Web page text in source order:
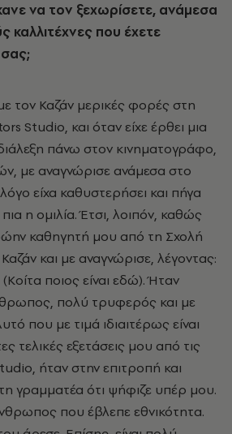
να τον ξεχωρίσετε, ανάμεσα
καλλιτέχνες που έχετε
τον Καζάν μερικές φορές στη
Studio, και όταν είχε έρθει μια
πάνω στον κινηματογράφο,
με αναγνώρισε ανάμεσα στο
είχα καθυστερήσει και πήγα
πια η ομιλία. Έτσι, λοιπόν, καθώς
καθηγητή μου από τη Σχολή
και με αναγνώρισε, λέγοντας:
(Κοίτα ποιος είναι εδώ). Ήταν
πολύ τρυφερός και με
που με τιμά ιδιαιτέρως είναι
τελικές εξετάσεις μου από τις
, ήταν στην επιτροπή και
γραμματέα ότι ψήφιζε υπέρ μου.
που έβλεπε εθνικότητα.